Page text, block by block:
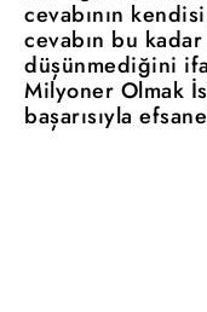
cevabının
cevabın bu kadar
düşünmediğini
Milyoner Olmak
başarısıyla